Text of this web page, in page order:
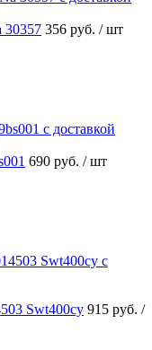
30357 356 руб. / шт
690 руб. / шт
Swt400cy 915 руб. /